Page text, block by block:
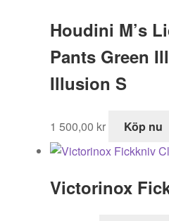
Houdini M’s
Pants Green
Illusion S
1 500,00 kr Köp nu
Victorinox